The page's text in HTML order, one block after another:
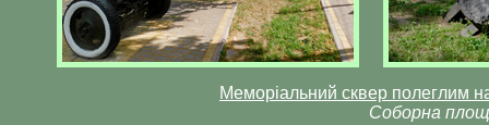
Меморіальний сквер полеглим
Соборна